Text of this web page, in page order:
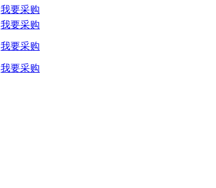
我要采购
我要采购
我要采购
我要采购